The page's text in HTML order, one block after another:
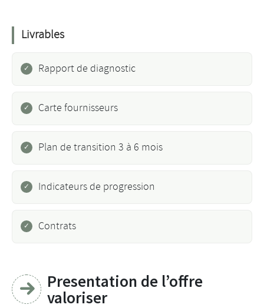
Livrables
Rapport de diagnostic
Carte fournisseurs
Plan de transition 3 à 6 mois
Indicateurs de progression
Contrats
Presentation de l’offre
valoriser